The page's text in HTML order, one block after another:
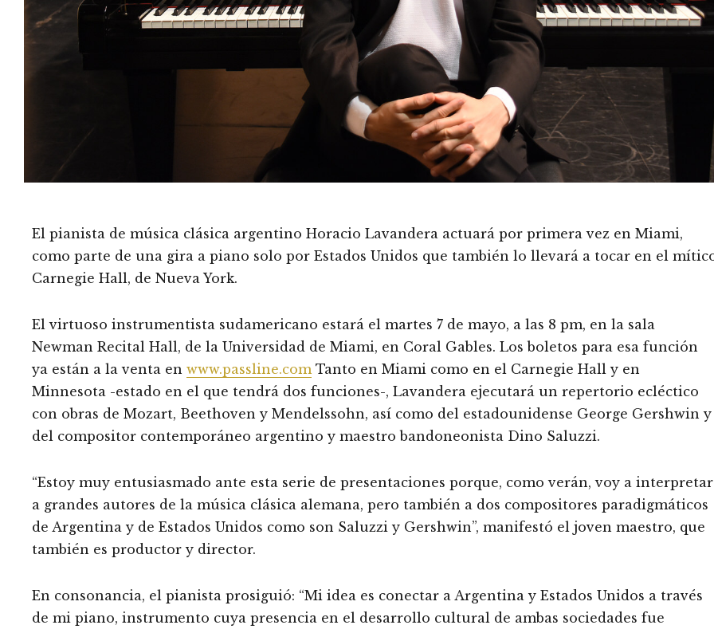
El pianista de música clásica argentino Horacio Lavandera actuará por primera vez en Miami,
como parte de una gira a piano solo por Estados Unidos que también lo llevará a tocar en el
Carnegie Hall, de Nueva York.
El virtuoso instrumentista sudamericano estará el martes 7 de mayo, a las 8 pm, en la sala
Newman Recital Hall, de la Universidad de Miami, en Coral Gables. Los boletos para esa función
ya están a la venta en www.passline.comTanto en Miami como en el Carnegie Hall y en
Minnesota -estado en el que tendrá dos funciones-, Lavandera ejecutará un repertorio ecléctico
con obras de Mozart, Beethoven y Mendelssohn, así como del estadounidense George Gershwin y
del compositor contemporáneo argentino y maestro bandoneonista Dino Saluzzi.
“Estoy muy entusiasmado ante esta serie de presentaciones porque, como verán, voy a interpretar
a grandes autores de la música clásica alemana, pero también a dos compositores paradigmáticos
de Argentina y de Estados Unidos como son Saluzzi y Gershwin”, manifestó el joven maestro, que
también es productor y director.
En consonancia, el pianista prosiguió: “Mi idea es conectar a Argentina y Estados Unidos a través
de mi piano, instrumento cuya presencia en el desarrollo cultural de ambas sociedades fue